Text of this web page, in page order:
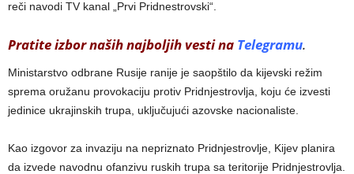
reči navodi TV kanal „Prvi Pridnestrovski“.
Pratite izbor naših najboljih vesti na Telegramu.
Ministarstvo odbrane Rusije ranije je saopštilo da kijevski režim
sprema oružanu provokaciju protiv Pridnjestrovlja, koju će izvesti
jedinice ukrajinskih trupa, uključujući azovske nacionaliste.
Kao izgovor za invaziju na nepriznato Pridnjestrovlje, Kijev planira
da izvede navodnu ofanzivu ruskih trupa sa teritorije Pridnjestrovlja.